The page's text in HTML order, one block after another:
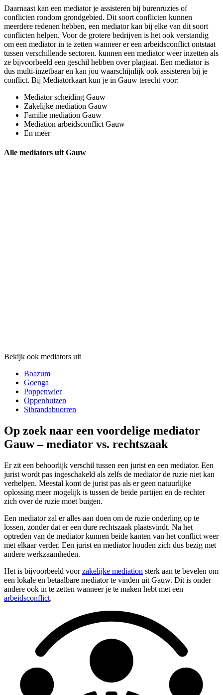
Daarnaast kan een mediator je assisteren bij burenruzies of
conflicten rondom grondgebied. Dit soort conflicten kunnen
meerdere redenen hebben, een mediator kan bij elke van dit soort
conflicten helpen. Voor de grotere bedrijven is het ook verstandig
om een mediator in te zetten wanneer er een arbeidsconflict ontstaat
tussen verschillende sectoren. kunnen een mediator weer inzetten als
ze bijvoorbeeld een geschil hebben over plagiaat. Een mediator is
dus multi-inzetbaar en kan jou waarschijnlijk ook assisteren bij je
conflict. Bij Mediatorkaart kun je in Gauw terecht voor:
Mediator scheiding Gauw
Zakelijke mediation Gauw
Familie mediation Gauw
Mediation arbeidsconflict Gauw
En meer
Alle mediators uit Gauw
Bekijk ook mediators uit
Boazum
Goenga
Poppenwier
Oppenhuizen
Sibrandabuorren
Op zoek naar een voordelige mediator
Gauw – mediator vs. rechtszaak
Er zit een behoorlijk verschil tussen een jurist en een mediator. Een
jurist wordt pas ingeschakeld als zelfs de mediator de ruzie niet kan
verhelpen. Meestal komt de jurist pas als er geen natuurlijke
oplossing meer mogelijk is tussen de beide partijen en de rechter
zich over de ruzie moet buigen.
Een mediator zal er alles aan doen om de ruzie onderling op te
lossen, zonder dat er een dure rechtszaak plaatsvindt. Na het
optreden van de mediator kunnen beide kanten van het conflict weer
met elkaar verder. Een jurist en mediator houden zich dus bezig met
andere werkzaamheden.
Het is bijvoorbeeld voorzakelijke mediation sterk aan te bevelen om
een lokale en betaalbare mediator te vinden uit Gauw. Dit is onder
andere ook in te zetten wanneer je te maken hebt met een
arbeidsconflict.